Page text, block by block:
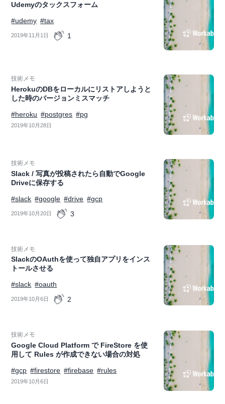
Udemyのタックスフォーム
#udemy #tax
2019年11月1日 1
技術メモ
HerokuのDBをローカルにリストアしようと
した時のバージョンミスマッチ
#heroku #postgres #pg
2019年10月28日
技術メモ
Slack / 写真が投稿されたら自動でGoogle
Driveに保存する
#slack #google #drive #gcp
2019年10月20日 3
技術メモ
SlackのOAuthを使って独自アプリをインス
トールさせる
#slack #oauth
2019年10月6日 2
技術メモ
Google Cloud Platform で FireStore を使
用して Rules が作成できない場合の対処
#gcp #firestore #firebase #rules
2019年10月6日